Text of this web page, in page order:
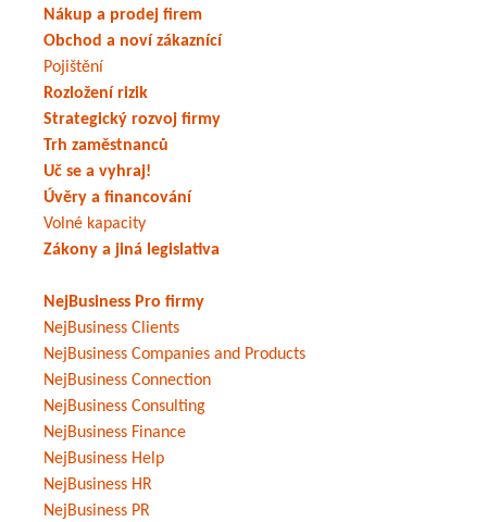
Nákup a prodej firem
Obchod a noví zákaznící
Pojištění
Rozložení rizik
Strategický rozvoj firmy
Trh zaměstnanců
Uč se a vyhraj!
Úvěry a financování
Volné kapacity
Zákony a jiná legislativa
NejBusiness Pro firmy
NejBusiness Clients
NejBusiness Companies and Products
NejBusiness Connection
NejBusiness Consulting
NejBusiness Finance
NejBusiness Help
NejBusiness HR
NejBusiness PR